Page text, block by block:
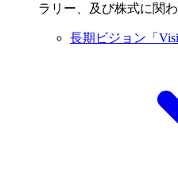
ラリー、及び株式に関
長期ビジョン「